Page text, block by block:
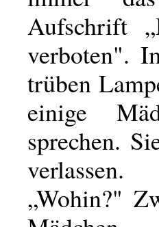
Aufschrift
verboten".
trüben
einige
sprechen.
verlassen.
„Wohin?"